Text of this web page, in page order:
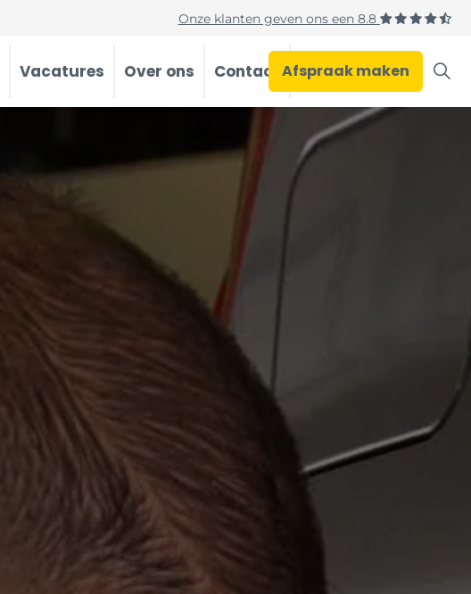
Onze klanten geven ons een8.8
Vacatures Over ons Contact Occasions
Afspraak maken